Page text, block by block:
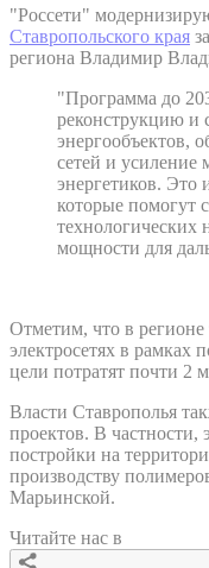
"Россети"
Ставропольского края
региона Владимир
"Программа до
реконструкцию и
энергообъектов,
сетей и усиление
энергетиков. Это
которые помогут
технологических
мощности для
Отметим, что в
электросетях в рамках
цели потратят почти 2
Власти Ставрополья
проектов. В частности,
постройки на
производству
Марьинской.
Читайте нас в